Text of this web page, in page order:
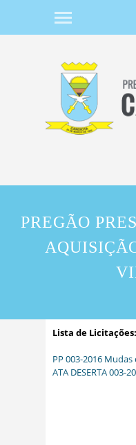
PREGÃO
Lista de Licitações:
PP 003-2016
ATA DESERTA 003-